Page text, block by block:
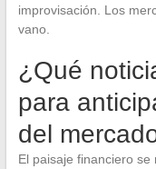
improvisación. Los
vano.
¿Qué
para
del
El paisaje financiero